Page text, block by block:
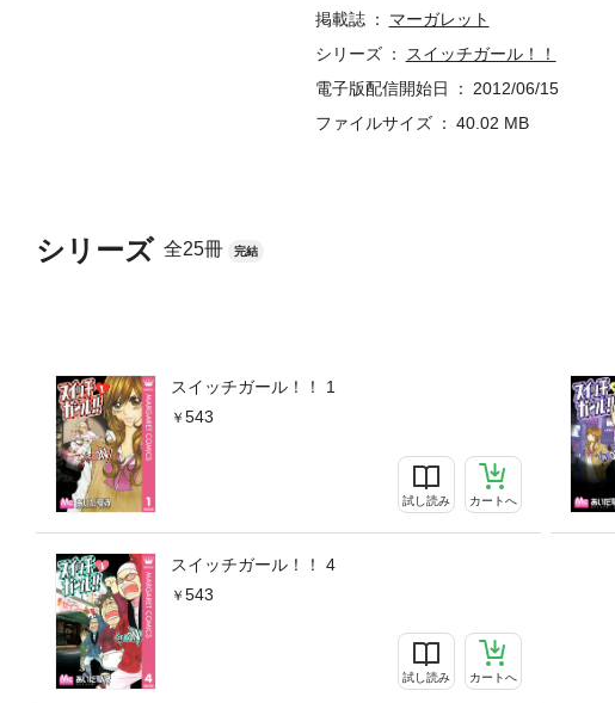
シリーズ 全25冊 完結
スイッチガール！！ 1
543
試し読み カートへ
スイッチガール！！ 4
543
試し読み カートへ
掲載誌
マーガレット
シリーズ
スイッチガール！！
電子版配信開始日
2012/06/15
ファイルサイズ
40.02 MB